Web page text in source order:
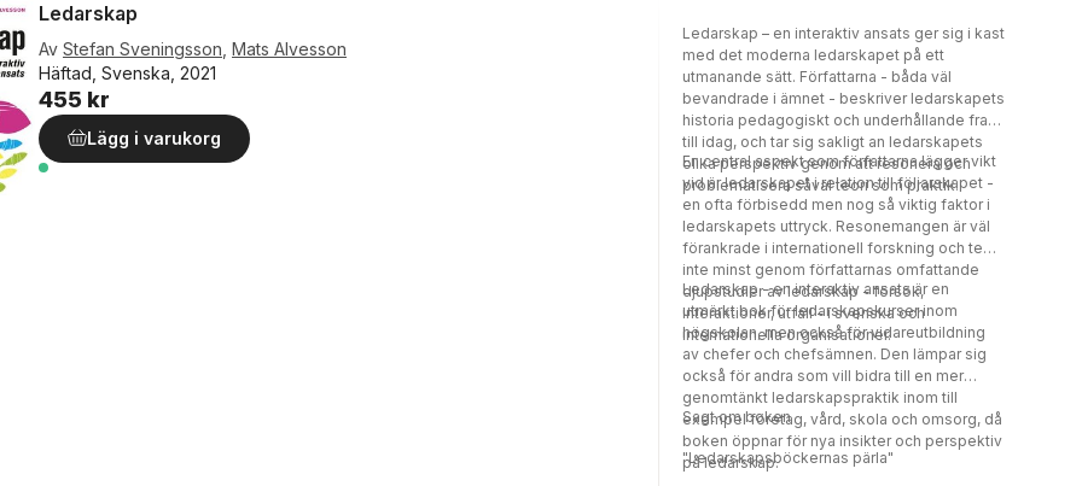
Ledarskap
Av Stefan Sveningsson Mats Alvesson
Häftad, Svenska, 2021
455 kr
Lägg i varukorg
Ledarskap – en interaktiv ansats ger sig i kast
med det moderna ledarskapet på ett
utmanande sätt. Författarna - båda väl
bevandrade i ämnet - beskriver ledarskapets
historia pedagogiskt och underhållande fram
till idag, och tar sig sakligt an ledarskapets
olika perspektiv genom att resonera och
problematisera såväl teori som praktik.
En central aspekt som författarna lägger vikt
vid är ledarskapet i relation till följarskapet -
en ofta förbisedd men nog så viktig faktor i
ledarskapets uttryck. Resonemangen är väl
förankrade i internationell forskning och teori,
inte minst genom författarnas omfattande
djupstudier av ledarskap - försök,
interaktioner, utfall - i svenska och
internationella organisationer.
Ledarskap - en interaktiv ansats är en
utmärkt bok för ledarskapskurser inom
högskolan, men också för vidareutbildning
av chefer och chefsämnen. Den lämpar sig
också för andra som vill bidra till en mer
genomtänkt ledarskapspraktik inom till
exempel företag, vård, skola och omsorg, då
boken öppnar för nya insikter och perspektiv
på ledarskap.
Sagt om boken
"Ledarskapsböckernas pärla"